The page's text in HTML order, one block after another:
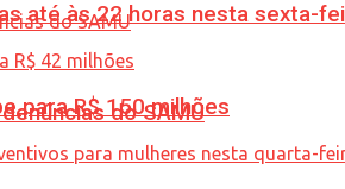
do SAMU
até às 22 horas nesta sexta-
para R$ 150 milhões